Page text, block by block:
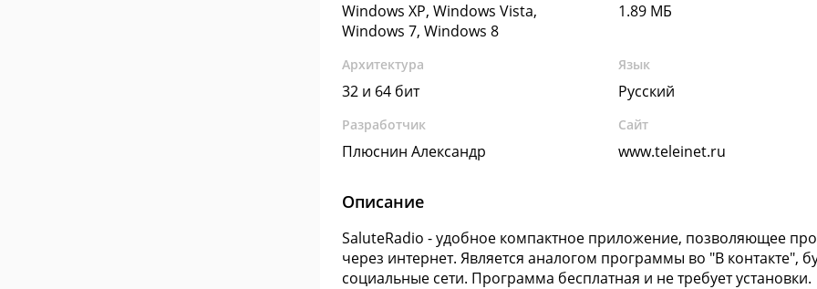
Windows XP, Windows Vista,
Windows 7, Windows 8
1.89 МБ
Архитектура
32 и 64 бит
Язык
Русский
Разработчик
Плюснин Александр
Сайт
www.teleinet.ru
Описание
SaluteRadio - удобное компактное приложение, позволяющее
через интернет. Является аналогом программы во "В контакте",
социальные сети. Программа бесплатная и не требует установки.